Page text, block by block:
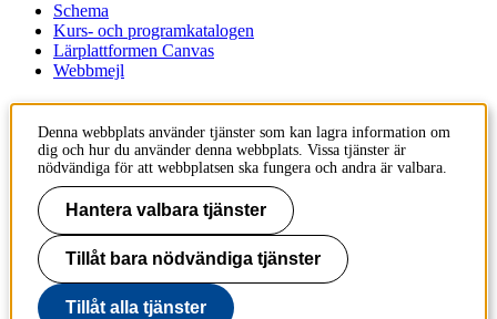
Schema
Kurs- och programkatalogen
Lärplattformen Canvas
Webbmejl
KTH
100 44 Stockholm
+46 8 790 60 00
Kontakta KTH
Jobba på KTH
Press och media
Faktura och betalning KTH
Denna webbplats använder tjänster som kan lagra information om
dig och hur du använder denna webbplats. Vissa tjänster är
nödvändiga för att webbplatsen ska fungera och andra är valbara.
Hantera valbara tjänster
Tillåt bara nödvändiga tjänster
Tillåt alla tjänster